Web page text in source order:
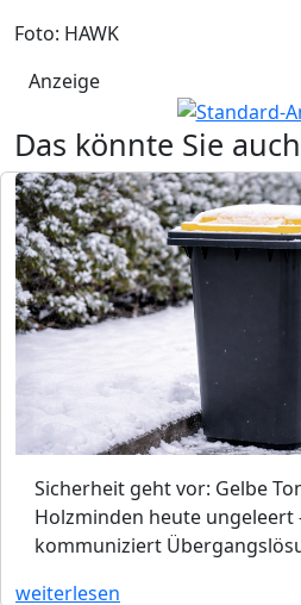
Foto: HAWK
Anzeige
Das könnte Sie
Sicherheit geht vor: Gelbe
Holzminden heute ungeleert
kommuniziert
weiterlesen